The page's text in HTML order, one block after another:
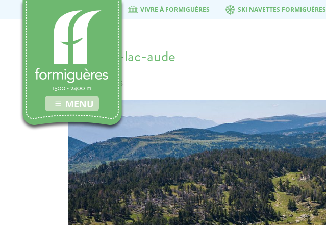
MENU
VIVRE À FORMIGUÈRES SKI NAVETTES FORMIGUÈRES
bandeau-lac-aude
21 octobre 2015